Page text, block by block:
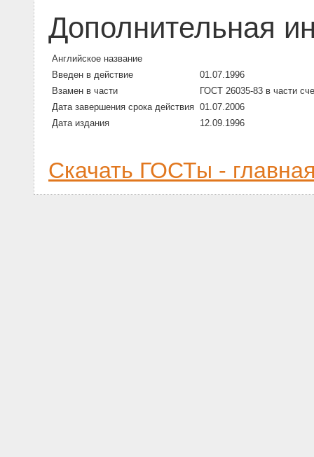
Дополнительная
Английское название
Введен в действие
01.07.1996
Взамен в части
ГОСТ 26035-83 в части
Дата завершения срока действия 01.07.2006
Дата издания
12.09.1996
Скачать ГОСТы -